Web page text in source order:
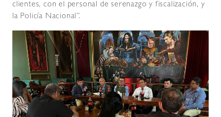
clientes, con el personal de serenazgo y fiscalización, y
la Policía Nacional”.